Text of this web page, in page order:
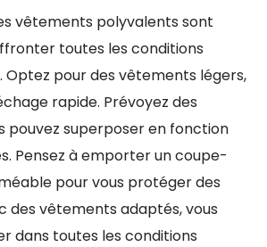
vêtements polyvalents sont
toutes les conditions
Optez pour des vêtements légers,
rapide. Prévoyez des
pouvez superposer en fonction
Pensez à emporter un coupe-
pour vous protéger des
des vêtements adaptés, vous
dans toutes les conditions